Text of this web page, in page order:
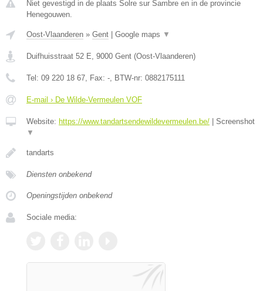
Niet gevestigd in de plaats Solre sur Sambre en in de provincie
Henegouwen.
Oost-Vlaanderen » Gent Google maps ▼
Duifhuisstraat 52 E, 9000 Gent (Oost-Vlaanderen)
Tel: 09 220 18 67, Fax: -, BTW-nr: 0882175111
E-mail › De Wilde-Vermeulen VOF
Website: https://www.tandartsendewildevermeulen.be/
Screenshot
▼
tandarts
Diensten onbekend
Openingstijden onbekend
Sociale media: